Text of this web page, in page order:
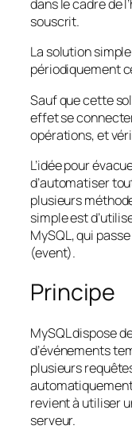
dans le cadre de
souscrit.
La solution
périodiquement
Sauf que cette
effet se
opérations, et
L’idée pour
d’automatiser
plusieurs
simple est
MySQL, qui
(event).
Principe
MySQL dispose
d’événements
plusieurs
revient à utiliser
serveur.